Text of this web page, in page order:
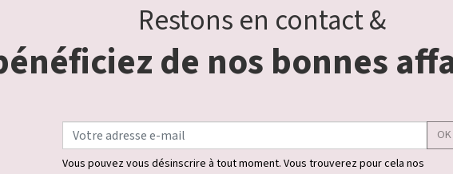
Restons en contact &
de nos bonnes
OK
Vous pouvez vous désinscrire à tout moment. Vous trouverez pour cela nos